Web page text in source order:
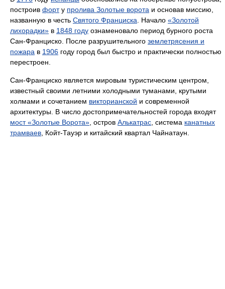
построив форту пролива Золотые ворота и основав миссию,
названную в честь Святого Франциска . Начало «Золотой
лихорадки» в 1848 году ознаменовало период бурного роста
Сан-Франциско. После разрушительного землетрясения и
пожара в 1906 году город был быстро и практически полностью
перестроен.
Сан-Франциско является мировым туристическим центром,
известный своими летними холодными туманами, крутыми
холмами и сочетанием викторианской и современной
архитектуры. В число достопримечательностей города входят
мост «Золотые Ворота» , остров Алькатрас , система канатных
трамваев , Койт-Тауэр и китайский квартал Чайнатаун.